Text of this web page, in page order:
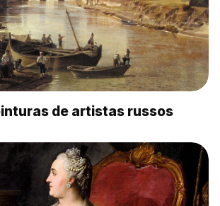
de artistas russos